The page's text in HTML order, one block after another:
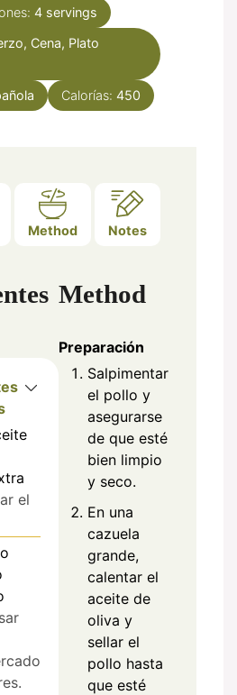
4 servings
Cena, Plato
Calorías: 450
Method Notes
el
Method
Preparación
Salpimentar
el pollo y
asegurarse
de que esté
bien limpio
y seco.
En una
cazuela
grande,
calentar el
aceite de
oliva y
sellar el
pollo hasta
que esté